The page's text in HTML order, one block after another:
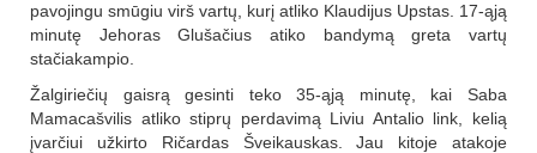
pavojingu smūgiu virš vartų, kurį atliko Klaudijus Upstas. 17-ąją
minutę Jehoras Glušačius atiko bandymą greta vartų
stačiakampio.
Žalgiriečių gaisrą gesinti teko 35-ąją minutę, kai Saba
Mamacašvilis atliko stiprų perdavimą Liviu Antalio link, kelią
įvarčiui užkirto Ričardas Šveikauskas. Jau kitoje atakoje